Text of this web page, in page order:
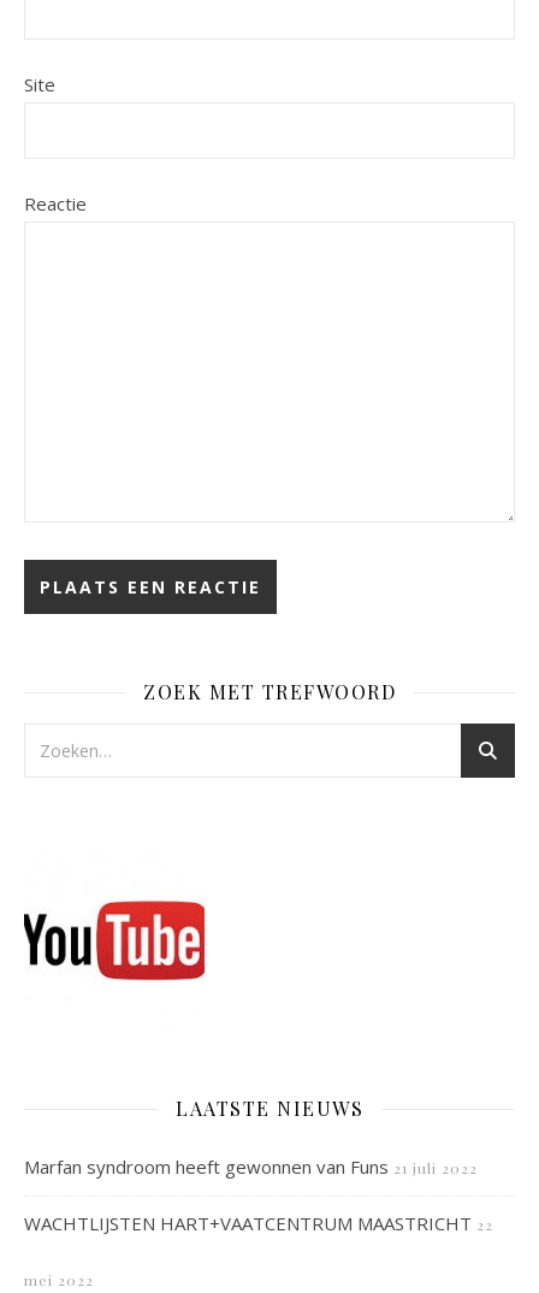
Site
Reactie
ZOEK MET TREFWOORD
LAATSTE NIEUWS
Marfan syndroom heeft gewonnen van Funs 21 juli 2022
WACHTLIJSTEN HART+VAATCENTRUM MAASTRICHT 22
mei 2022